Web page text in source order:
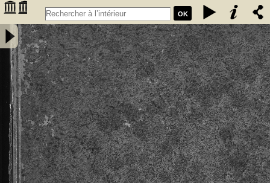
OK
Privilèges, franchises, et libertés, sous lesquels sont régis &
gouvernez les bourgeois, manans & habitans de la ville,... de
Cadillac, à eux concedez & ratifiez successivement. Par messires
Jean de Grailli, Pierre de Grailli, Archambaut comte de Foix, Gaston
de Foix ... années 1280. 1315. 1366. 1400. 1494. 1495. & 1517 -